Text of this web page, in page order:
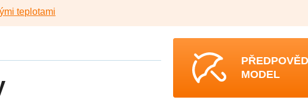
teplotami
MODEL